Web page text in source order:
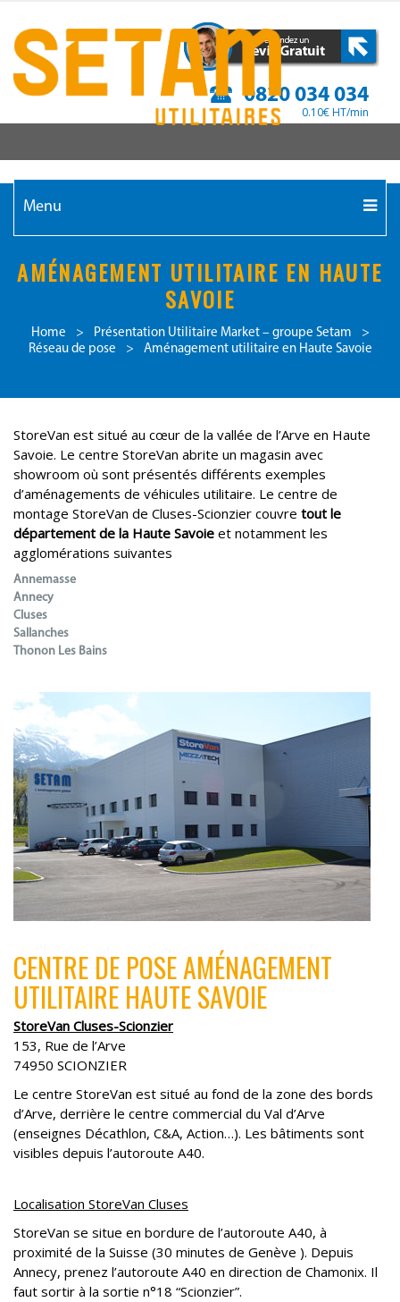
0820 034 034
0.10€ HT/min
Menu
AMÉNAGEMENT UTILITAIRE EN HAUTE
SAVOIE
Home > Présentation Utilitaire Market – groupe Setam
>
Réseau de pose
> Aménagement utilitaire en Haute Savoie
StoreVan est situé au cœur de la vallée de l’Arve en Haute
Savoie. Le centre StoreVan abrite un magasin avec
showroom où sont présentés différents exemples
d’aménagements de véhicules utilitaire. Le centre de
montage StoreVan de Cluses-Scionzier couvre tout le
département de la Haute Savoie et notamment les
agglomérations suivantes
Annemasse
Annecy
Cluses
Sallanches
Thonon Les Bains
CENTRE DE POSE AMÉNAGEMENT
UTILITAIRE HAUTE SAVOIE
StoreVan Cluses-Scionzier
153, Rue de l’Arve
74950 SCIONZIER
Le centre StoreVan est situé au fond de la zone des bords
d’Arve, derrière le centre commercial du Val d’Arve
(enseignes Décathlon, C&A, Action…). Les bâtiments sont
visibles depuis l’autoroute A40.
Localisation StoreVan Cluses
StoreVan se situe en bordure de l’autoroute A40, à
proximité de la Suisse (30 minutes de Genève ). Depuis
Annecy, prenez l’autoroute A40 en direction de Chamonix. Il
faut sortir à la sortie n°18 “Scionzier”.